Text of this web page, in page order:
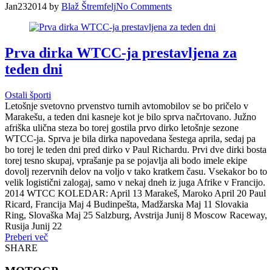
Jan232014 by Blaž ŠtremfeljNo Comments
Prva dirka WTCC-ja prestavljena za
teden dni
Ostali športi
Letošnje svetovno prvenstvo turnih avtomobilov se bo pričelo v
Marakešu, a teden dni kasneje kot je bilo sprva načrtovano. Južno
afriška ulična steza bo torej gostila prvo dirko letošnje sezone
WTCC-ja. Sprva je bila dirka napovedana šestega aprila, sedaj pa
bo torej le teden dni pred dirko v Paul Richardu. Prvi dve dirki bosta
torej tesno skupaj, vprašanje pa se pojavlja ali bodo imele ekipe
dovolj rezervnih delov na voljo v tako kratkem času. Vsekakor bo to
velik logistični zalogaj, samo v nekaj dneh iz juga Afrike v Francijo.
2014 WTCC KOLEDAR: April 13 Marakeš, Maroko April 20 Paul
Ricard, Francija Maj 4 Budinpešta, Madžarska Maj 11 Slovakia
Ring, Slovaška Maj 25 Salzburg, Avstrija Junij 8 Moscow Raceway,
Rusija Junij 22
Preberi več
SHARE